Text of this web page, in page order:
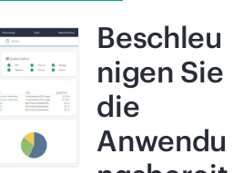
Beschleu
nigen Sie
die
Anwendu